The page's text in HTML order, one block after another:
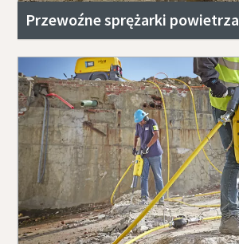
Przewoźne sprężarki powietrza